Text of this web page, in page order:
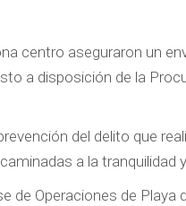
centro aseguraron un
a disposición de la
del delito que
a la tranquilidad
de Operaciones de Playa